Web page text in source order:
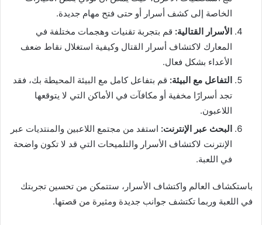
الخاصة إلى كشف أسرار أو حتى فتح مهام جديدة.
الأسرار القتالية: قم بتجربة تقنيات وهجمات مختلفة في
المعارك لاكتشاف أسرار القتال وكيفية استغلال نقاط ضعف
الأعداء بشكل فعال.
التفاعل مع البيئة: قم بتفاعل كامل مع البيئة المحيطة بك، فقد
تجد أسرارًا مخفية أو مكافآت في الأماكن التي لا يتوقعها
اللاعبون.
البحث عبر الإنترنت: استفد من مجتمع اللاعبين والمنتديات عبر
الإنترنت لاكتشاف الأسرار والتلميحات التي قد لا تكون واضحة
في اللعبة.
باستكشاف العالم واكتشاف الأسرار، ستتمكن من تحسين تجربتك
في اللعبة وربما تكتشف جوانب جديدة ومثيرة من قصتها.